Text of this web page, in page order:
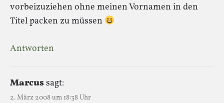
vorbeizuziehen ohne meinen Vornamen in den
Titel packen zu müssen
Antworten
Marcussagt:
2. März 2008 um 18:38 Uhr